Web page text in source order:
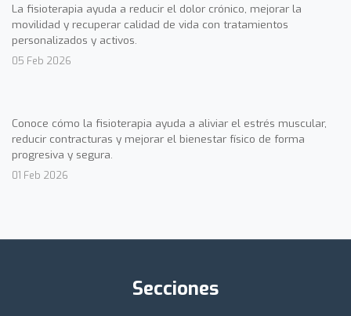
La fisioterapia ayuda a reducir el dolor crónico, mejorar la
movilidad y recuperar calidad de vida con tratamientos
personalizados y activos.
05 Feb 2026
Conoce cómo la fisioterapia ayuda a aliviar el estrés muscular,
reducir contracturas y mejorar el bienestar físico de forma
progresiva y segura.
01 Feb 2026
Secciones